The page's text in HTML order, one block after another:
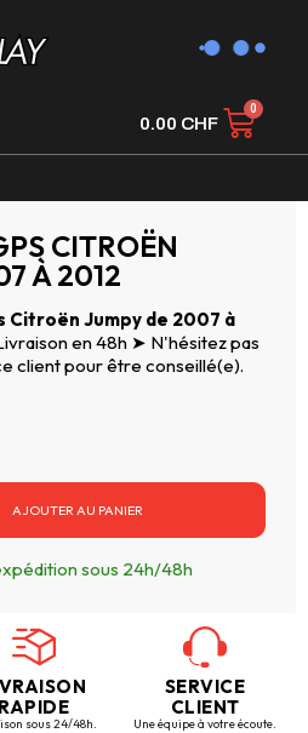
0.00 CHF
CITROËN
À 2012
Citroën Jumpy de 2007 à
en 48h ➤ N'hésitez pas
client pour être conseillé(e).
AJOUTER AU PANIER
sous 24h/48h
RAPIDE
sous 24/48h.
SERVICE
CLIENT
Une équipe à votre écoute.